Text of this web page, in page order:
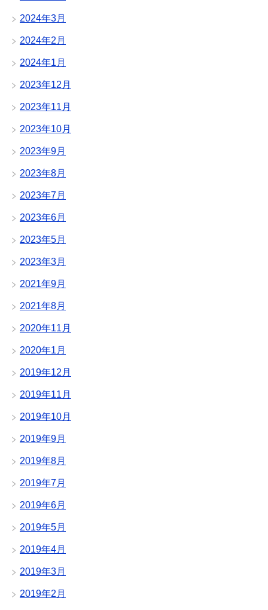
2024年3月
2024年2月
2024年1月
2023年12月
2023年11月
2023年10月
2023年9月
2023年8月
2023年7月
2023年6月
2023年5月
2023年3月
2021年9月
2021年8月
2020年11月
2020年1月
2019年12月
2019年11月
2019年10月
2019年9月
2019年8月
2019年7月
2019年6月
2019年5月
2019年4月
2019年3月
2019年2月